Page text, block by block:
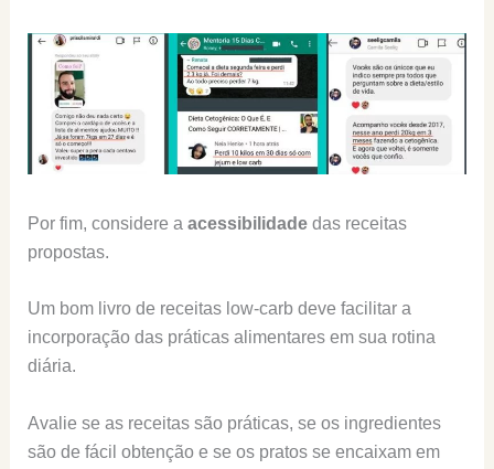
Por fim, considere a acessibilidadedas receitas
propostas.
Um bom livro de receitas low-carb deve facilitar a
incorporação das práticas alimentares em sua rotina
diária.
Avalie se as receitas são práticas, se os ingredientes
são de fácil obtenção e se os pratos se encaixam em